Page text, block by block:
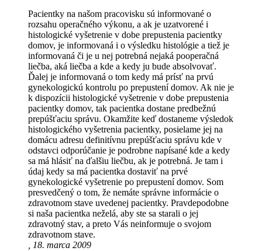
Pacientky na našom pracovisku sú informované o
rozsahu operačného výkonu, a ak je uzatvorené i
histologické vyšetrenie v dobe prepustenia pacientky
domov, je informovaná i o výsledku histológie a tiež je
informovaná či je u nej potrebná nejaká pooperačná
liečba, aká liečba a kde a kedy ju bude absolvovať.
Ďalej je informovaná o tom kedy má prísť na prvú
gynekologickú kontrolu po prepustení domov. Ak nie je
k dispozícii histologické vyšetrenie v dobe prepustenia
pacientky domov, tak pacientka dostane predbežnú
prepúšťaciu správu. Okamžite keď dostaneme výsledok
histologického vyšetrenia pacientky, posielame jej na
domácu adresu definitívnu prepúšťaciu správu kde v
odstavci odporúčanie je podrobne napísané kde a kedy
sa má hlásiť na ďalšiu liečbu, ak je potrebná. Je tam i
údaj kedy sa má pacientka dostaviť na prvé
gynekologické vyšetrenie po prepustení domov. Som
presvedčený o tom, že nemáte správne informácie o
zdravotnom stave uvedenej pacientky. Pravdepodobne
si naša pacientka neželá, aby ste sa starali o jej
zdravotný stav, a preto Vás neinformuje o svojom
zdravotnom stave.
, 18. marca 2009